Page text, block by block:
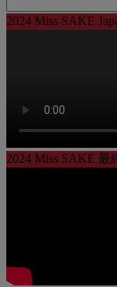
索:
2024 Miss SAKE
2024 Miss SAKE